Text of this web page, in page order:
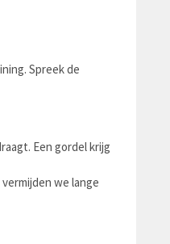
Spreek de
Een gordel krijg
we lange